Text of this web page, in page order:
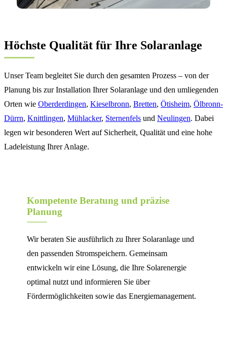
Höchste Qualität für Ihre Solaranlage
Unser Team begleitet Sie durch den gesamten Prozess – von der
Planung bis zur Installation Ihrer Solaranlage und den umliegenden
Orten wie Oberderdingen, Kieselbronn, Bretten, Ötisheim, Ölbronn-
Dürrn, Knittlingen, Mühlacker, Sternenfels und Neulingen. Dabei
legen wir besonderen Wert auf Sicherheit, Qualität und eine hohe
Ladeleistung Ihrer Anlage.
Kompetente Beratung und präzise
Planung
Wir beraten Sie ausführlich zu Ihrer Solaranlage und
den passenden Stromspeichern. Gemeinsam
entwickeln wir eine Lösung, die Ihre Solarenergie
optimal nutzt und informieren Sie über
Fördermöglichkeiten sowie das Energiemanagement.